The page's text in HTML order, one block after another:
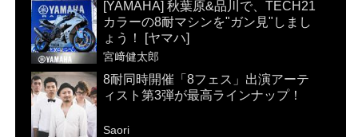
[YAMAHA] 秋葉原&品川で、TECH21
カラーの8耐マシンを"ガン見"しまし
ょう！ [ヤマハ]
宮﨑健太郎
8耐同時開催「8フェス」出演アーテ
ィスト第3弾が最高ラインナップ！
Saori